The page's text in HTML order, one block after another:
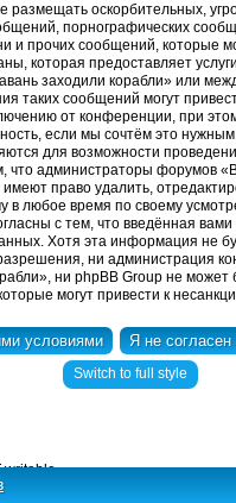
размещать оскорбительных,
порнографических
и прочих сообщений, которые
которая предоставляет
заходили корабли» или
таких сообщений могут
от конференции, при
если мы сочтём это
для возможности
что администраторы форумов
право удалить,
в любое время по своему
с тем, что введённая
Хотя эта информация не
ни администрация
ни phpBB Group не может
могут привести к
Switch to full style
writable.